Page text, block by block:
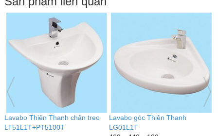
Lavabo Thiên Thanh chân treo
LT51L1T+PT5100T
Lavabo góc Thiên Thanh
LG01L1T